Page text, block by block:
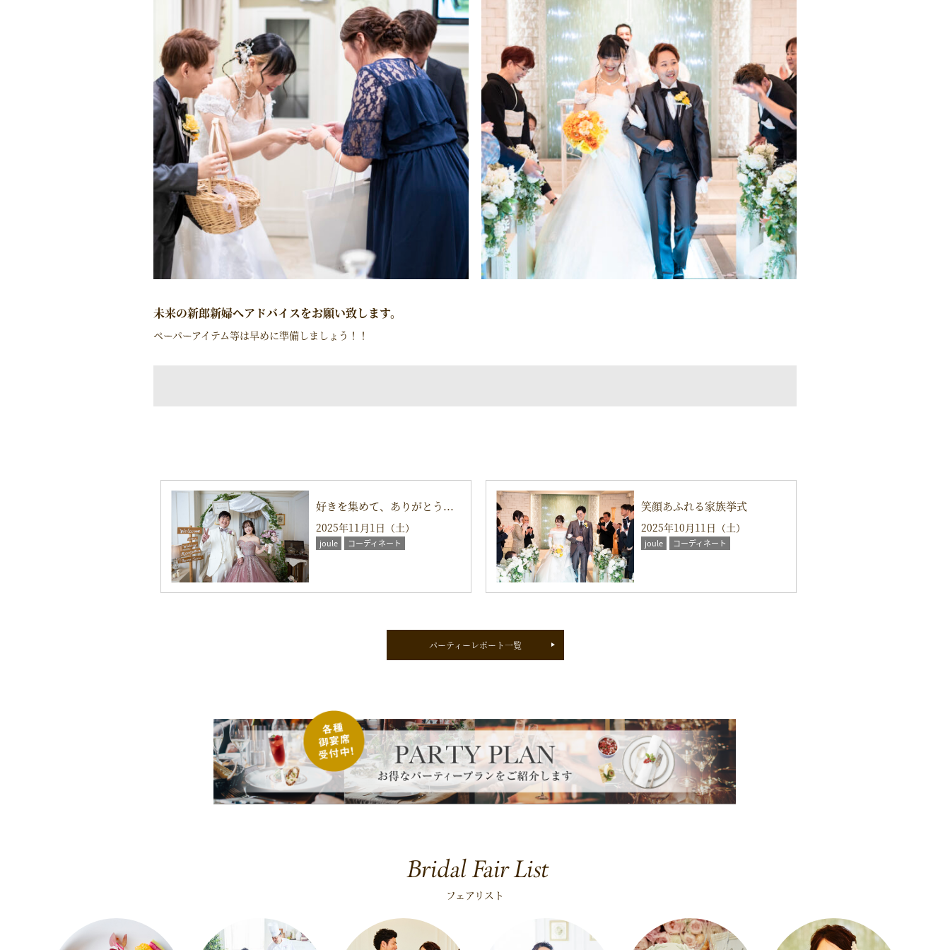
未来の新郎新婦へアドバイスをお願い致します。
ペーパーアイテム等は早めに準備しましょう！！
好きを集めて、ありがとう...
2025年11月1日（土）
joule コーディネート
笑顔あふれる家族挙式
2025年10月11日（土）
joule コーディネート
パーティーレポート一覧
Bridal Fair List
フェアリスト